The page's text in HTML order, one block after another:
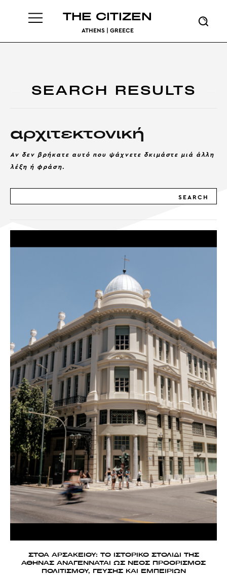
THE CITIZEN
ATHENS | GREECE
SEARCH RESULTS
αρχιτεκτονική
Αν δεν βρήκατε αυτό που ψάχνετε δκιμάστε μιά άλλη
λέξη ή φράση.
SEARCH
ΣΤΟΑ ΑΡΣΑΚΕΙΟΥ: ΤΟ ΙΣΤΟΡΙΚΟ ΣΤΟΛΙΔΙ ΤΗΣ
ΑΘΗΝΑΣ ΑΝΑΓΕΝΝΑΤΑΙ ΩΣ ΝΕΟΣ ΠΡΟΟΡΙΣΜΟΣ
ΠΟΛΙΤΙΣΜΟΥ, ΓΕΥΣΗΣ ΚΑΙ ΕΜΠΕΙΡΙΩΝ